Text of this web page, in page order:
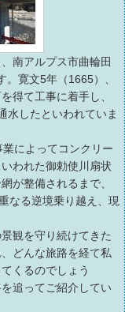
南アルプス市曲輪田
寛文5年（1665）、
得て工事に着手し、
水したといわれていま
によってコンクリー
われた御勅使川扇状
が整備されるまで、
なる逆境乗り越え、現
観を守り続けてきた
どんな旅路を経て私
くるのでしょう
追ってご紹介してい